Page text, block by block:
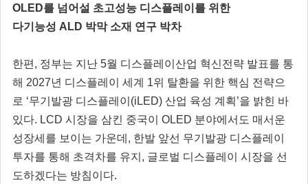
OLED를 넘어설 초고성능 디스플레이를 위한
다기능성 ALD 박막 소재 연구 박차
한편, 정부는 지난 5월 디스플레이산업 혁신전략 발표를 통
해 2027년 디스플레이 세계 1위 탈환을 위한 핵심 전략으
로 ‘무기발광 디스플레이(iLED) 산업 육성 계획’을 밝힌 바
있다. LCD 시장을 삼킨 중국이 OLED 분야에서도 매서운
성장세를 보이는 가운데, 한발 앞선 무기발광 디스플레이
투자를 통해 초격차를 유지, 글로벌 디스플레이 시장을 선
도하겠다는 방침이다.